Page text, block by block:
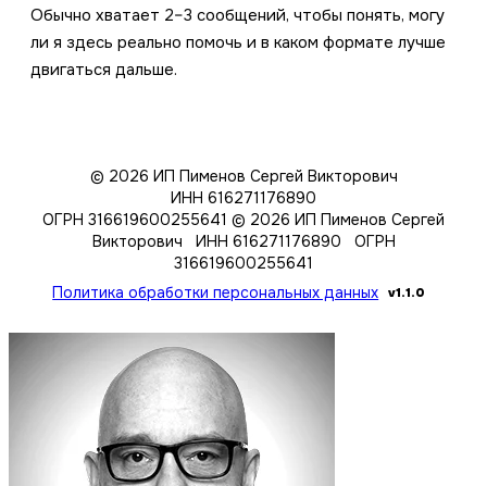
Обычно хватает 2–3 сообщений, чтобы понять, могу
ли я здесь реально помочь и в каком формате лучше
двигаться дальше.
© 2026 ИП Пименов Сергей Викторович
ИНН 616271176890
ОГРН 316619600255641 © 2026 ИП Пименов Сергей
Викторович ИНН 616271176890 ОГРН
316619600255641
Политика обработки персональных данных v1.1.0